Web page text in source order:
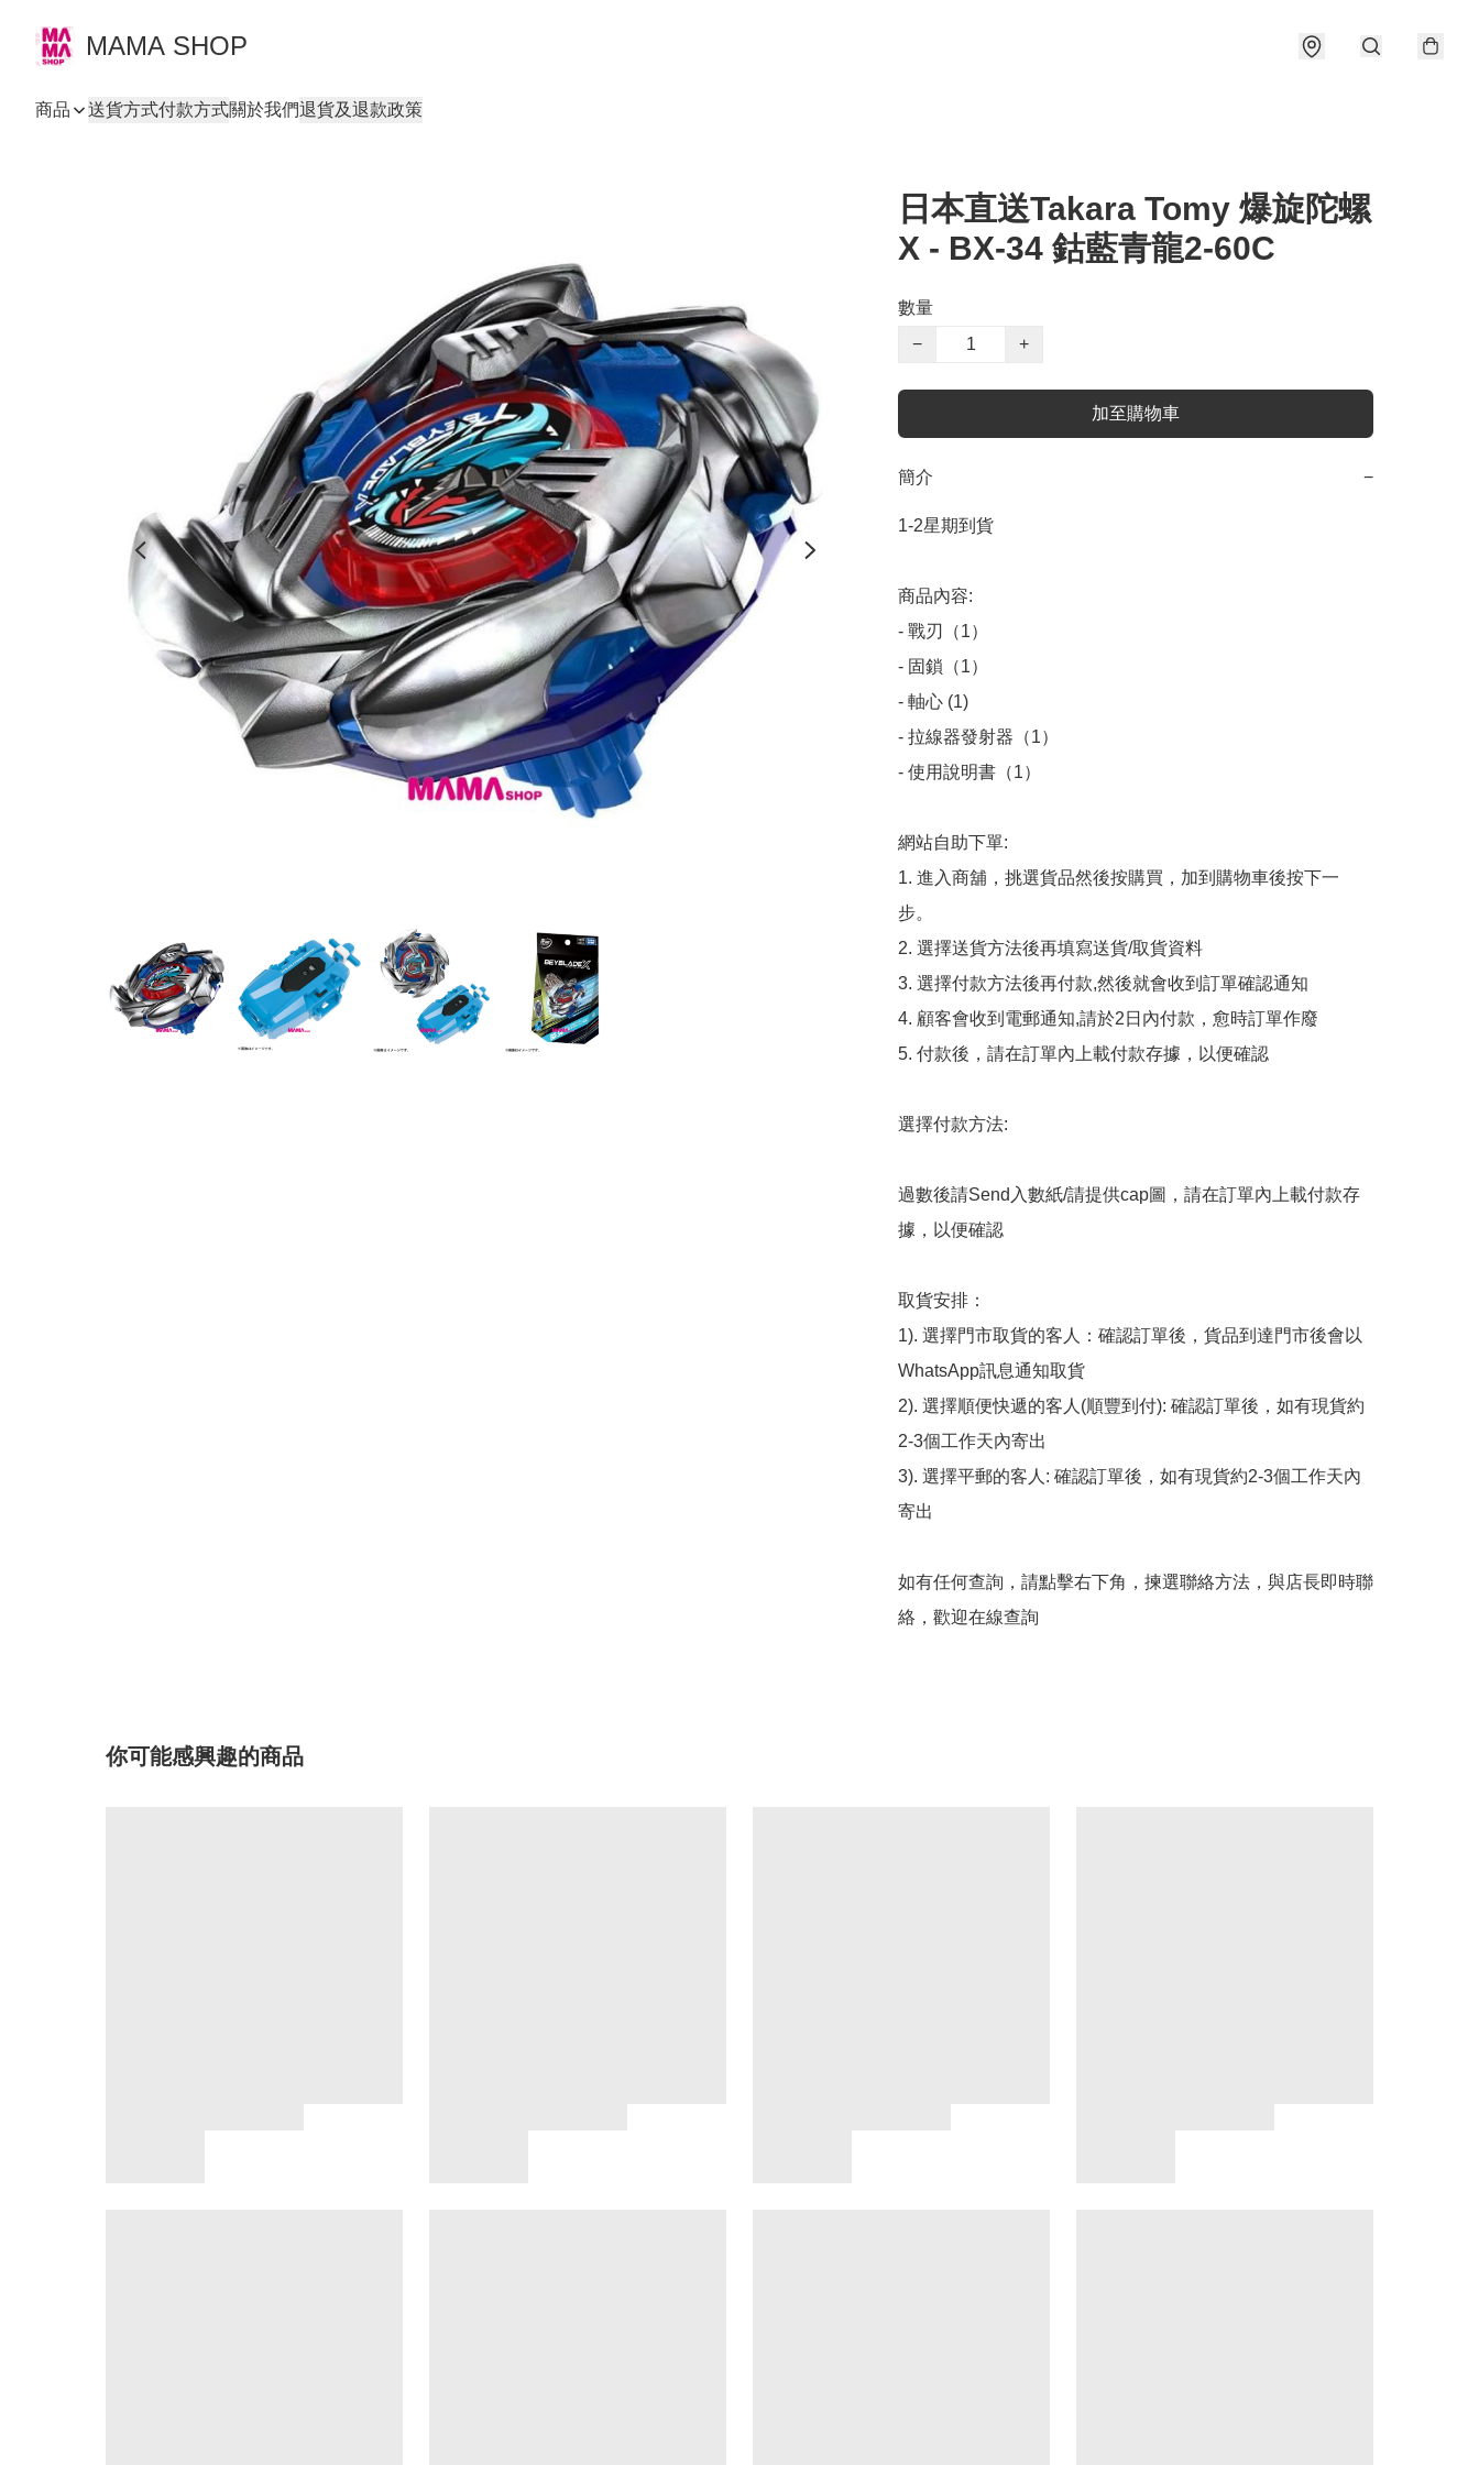
MAMA SHOP
商品 送貨方式付款方式關於我們退貨及退款政策
日本直送Takara Tomy 爆旋陀螺
X - BX-34 鈷藍青龍2-60C
數量
−
+
加至購物車
簡介 −
1-2星期到貨
商品內容:
- 戰刃（1）
- 固鎖（1）
- 軸心 (1)
- 拉線器發射器（1）
- 使用說明書（1）
網站自助下單:
1. 進入商舖，挑選貨品然後按購買，加到購物車後按下一
步。
2. 選擇送貨方法後再填寫送貨/取貨資料
3. 選擇付款方法後再付款,然後就會收到訂單確認通知
4. 顧客會收到電郵通知,請於2日內付款，愈時訂單作廢
5. 付款後，請在訂單內上載付款存據，以便確認
選擇付款方法:
過數後請Send入數紙/請提供cap圖，請在訂單內上載付款存
據，以便確認
取貨安排：
1). 選擇門市取貨的客人：確認訂單後，貨品到達門市後會以
WhatsApp訊息通知取貨
2). 選擇順便快遞的客人(順豐到付): 確認訂單後，如有現貨約
2-3個工作天內寄出
3). 選擇平郵的客人: 確認訂單後，如有現貨約2-3個工作天內
寄出
如有任何查詢，請點擊右下角，揀選聯絡方法，與店長即時聯
絡，歡迎在線查詢
你可能感興趣的商品